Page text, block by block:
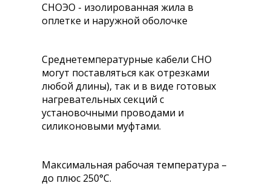
СНОЭО - изолированная жила в
оплетке и наружной оболочке
Среднетемпературные кабели СНО
могут поставляться как отрезками
любой длины), так и в виде готовых
нагревательных секций с
установочными проводами и
силиконовыми муфтами.
Максимальная рабочая температура –
до плюс 250°С.